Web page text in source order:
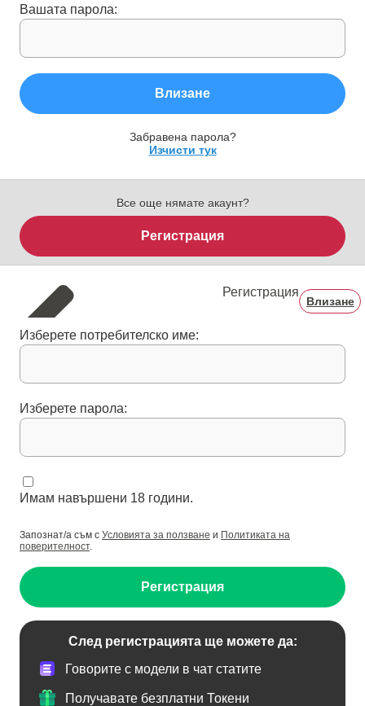
Вашата парола:
Влизане
Забравена парола?
Изчисти тук
Все още нямате акаунт?
Регистрация
Регистрация
Влизане
Изберете потребителско име:
Изберете парола:
Имам навършени 18 години.
Запознат/а съм с Условията за ползване и Политиката на
поверителност.
Регистрация
След регистрацията ще можете да:
Говорите с модели в чат статите
Получавате безплатни Токени